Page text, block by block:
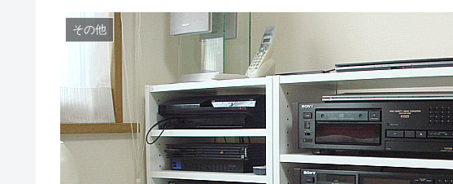
その他